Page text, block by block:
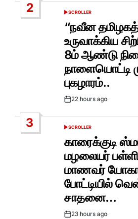
2
POSTED
IN
SCROLLER
“நவீன
உருவாக்கிய
8ம் ஆண்டு
நாளையொட்டி
புகழாரம்..
Post22 hours ago
3
POSTED
SCROLLER
காரைக்குடி
மழலையர் பள்ளி
மாணவர் யோகா
போட்டியில்
சாதனை…
23 hours ago